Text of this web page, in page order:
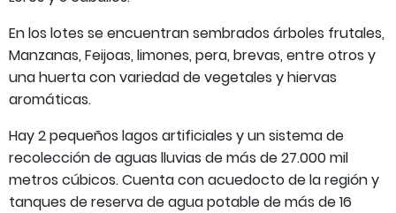
En los lotes se encuentran sembrados árboles frutales,
Manzanas, Feijoas, limones, pera, brevas, entre otros y
una huerta con variedad de vegetales y hiervas
aromáticas.
Hay 2 pequeños lagos artificiales y un sistema de
recolección de aguas lluvias de más de 27.000 mil
metros cúbicos. Cuenta con acuedocto de la región y
tanques de reserva de agua potable de más de 16